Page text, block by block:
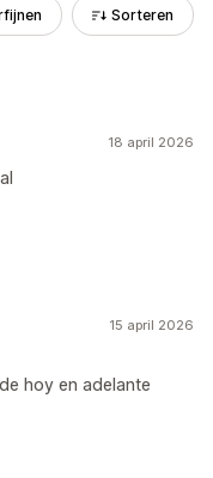
Sorteren
18 april 2026
15 april 2026
hoy en adelante